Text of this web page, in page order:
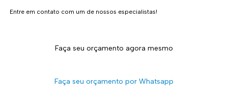
Entre em contato com um de nossos especialistas!
Faça seu orçamento agora mesmo
Faça seu orçamento por Whatsapp